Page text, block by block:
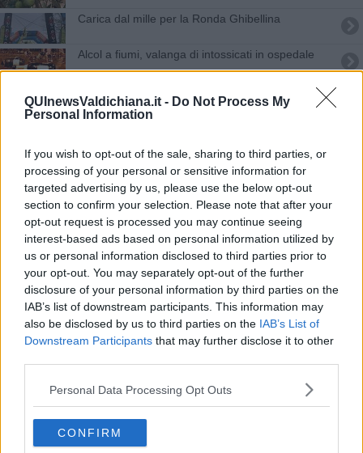
QUInewsValdichiana.it - Do Not Process My
Personal Information
If you wish to opt-out of the sale, sharing to third parties, or
processing of your personal or sensitive information for
targeted advertising by us, please use the below opt-out
section to confirm your selection. Please note that after your
opt-out request is processed you may continue seeing
interest-based ads based on personal information utilized by
us or personal information disclosed to third parties prior to
your opt-out. You may separately opt-out of the further
disclosure of your personal information by third parties on the
IAB’s list of downstream participants. This information may
also be disclosed by us to third parties on the IAB’s List of
Downstream Participants that may further disclose it to other
Personal Data Processing Opt Outs
CONFIRM
Carica dal mille per la Ronda Ghibellina
Alcol a fiumi, valanga di intossicati in ospedale
Il turismo come la musica, la sfida di Barbetti
Dall'America per scovare location da matrimonio
Incendio distrugge tre ettari di vegetazione
In Val di Chio si festeggia Santa Cristina
​In un video il sogno americano diventa realtà
Castiglionesi "ambasciatori" del gusto nel mondo
San Lorenzo si celebra all'eremo della Montanina
​San Donato si festeggia in Val di Chio dal 1239